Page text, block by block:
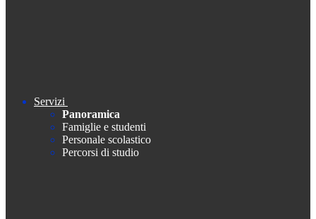
Servizi
Panoramica
Famiglie e studenti
Personale scolastico
Percorsi di studio